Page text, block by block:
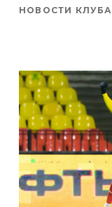
НОВОСТИ КЛУБА